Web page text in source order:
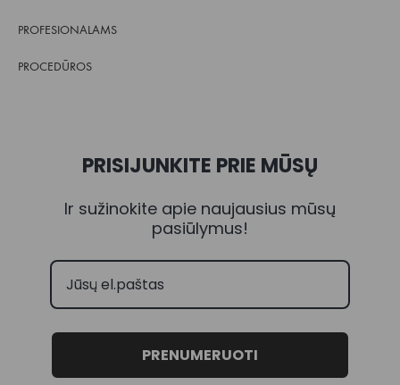
PROFESIONALAMS
PROCEDŪROS
PRISIJUNKITE PRIE MŪSŲ
Ir sužinokite apie naujausius mūsų
pasiūlymus!
PRENUMERUOTI